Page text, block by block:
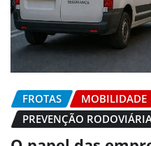
FROTAS
MOBILIDADE
PREVENÇÃO